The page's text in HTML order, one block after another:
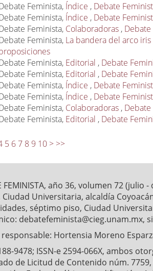
Feminista, Índice , Debate
Feminista, Índice , Debate
Feminista, Colaboradoras , Debate
Feminista, La bandera del arco iris
Feminista, Editorial , Debate
Feminista, Editorial , Debate
Feminista, Índice , Debate
Feminista, Índice , Debate
Feminista, Colaboradoras ,
Feminista, Editorial , Debate
5 6 7 8 9 10 > >>
FEMINISTA, año 36, volumen 72
Ciudad Universitaria, alcaldía
séptimo piso, Ciudad
debatefeminista@cieg.unam.mx,
Hortensia Moreno
9478; ISSN-e 2594-066X, ambos
de Licitud de Contenido núm.